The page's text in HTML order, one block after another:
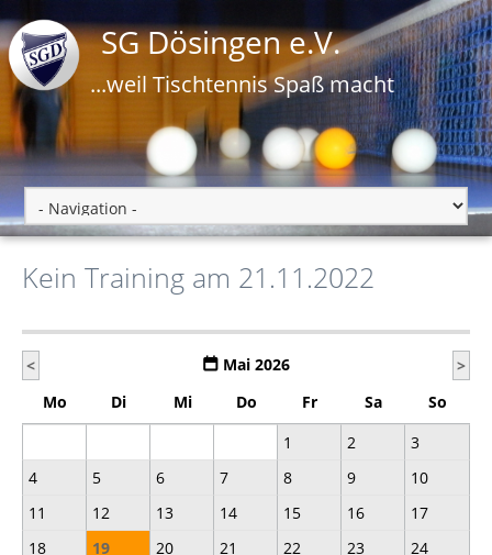
SG Dösingen e.V.
...weil Tischtennis Spaß macht
Kein Training am 21.11.2022
< Mai 2026
>
Mo
Di Mi Do Fr Sa
So
1
2
3
4
5 6 7 8 9
10
11
12 13 14 15 16
17
18
19 20 21 22 23
24